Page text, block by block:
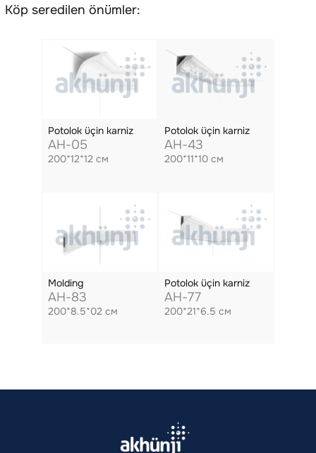
Köp seredilen önümler:
Potolok üçin karniz
AH-05
200*12*12 см
Potolok üçin karniz
AH-43
200*11*10 см
Molding
AH-83
200*8.5*02 см
Potolok üçin karniz
AH-77
200*21*6.5 см